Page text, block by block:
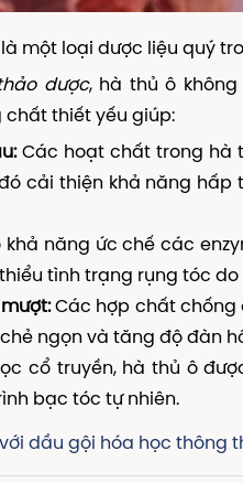
là một loại dược liệu quý
dược, hà thủ ô
thiết yếu giúp:
Các hoạt chất trong hà
cải thiện khả năng
năng ức chế các
tình trạng rụng tóc
Các hợp chất chống
ngọn và tăng độ đàn
cổ truyền, hà thủ ô
bạc tóc tự nhiên.
dầu gội hóa học thông